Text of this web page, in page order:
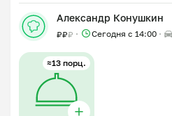
Александр Конушкин
₽₽₽ Сегодня с 14:00
≈13 порц.